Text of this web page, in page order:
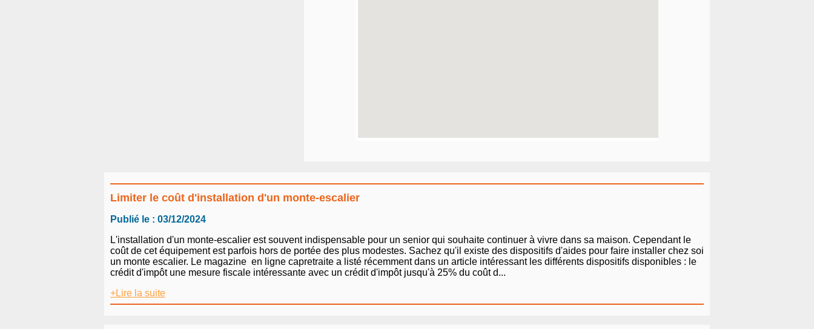
Limiter le coût d'installation d'un monte-escalier
Publié le : 03/12/2024
L'installation d'un monte-escalier est souvent indispensable pour un senior qui souhaite continuer à vivre dans sa maison. Cependant le
coût de cet équipement est parfois hors de portée des plus modestes. Sachez qu'il existe des dispositifs d'aides pour faire installer chez soi
un monte escalier. Le magazine en ligne capretraite a listé récemment dans un article intéressant les différents dispositifs disponibles : le
crédit d'impôt une mesure fiscale intéressante avec un crédit d'impôt jusqu'à 25% du coût d...
+Lire la suite